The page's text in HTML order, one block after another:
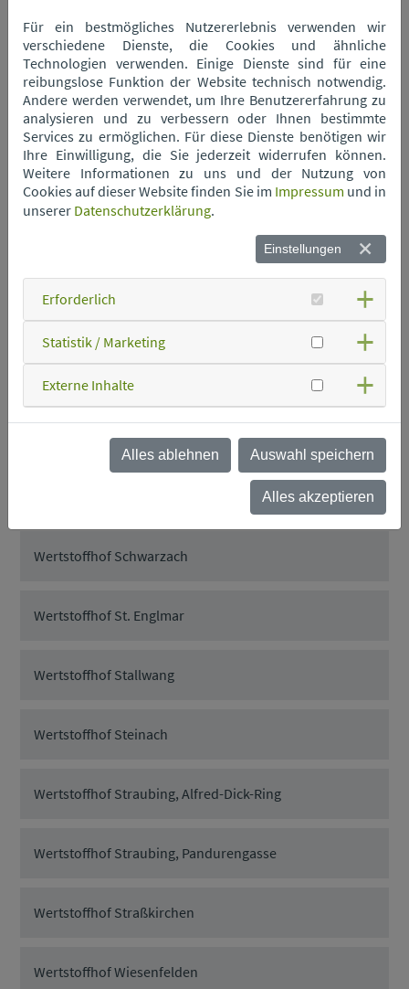
Wertstoffhof Neukirchen
Wertstoffhof Niederwinkling
Wertstoffhof Oberschneiding
Wertstoffhof Parkstetten
Wertstoffhof Rain
Wertstoffhof Rattenberg
Wertstoffhof Rattiszell
Wertstoffhof Schwarzach
Wertstoffhof St. Englmar
Wertstoffhof Stallwang
Wertstoffhof Steinach
Wertstoffhof Straubing, Alfred-Dick-Ring
Wertstoffhof Straubing, Pandurengasse
Wertstoffhof Straßkirchen
Wertstoffhof Wiesenfelden
Für ein bestmögliches Nutzererlebnis verwenden wir
verschiedene Dienste, die Cookies und ähnliche
Technologien verwenden. Einige Dienste sind für eine
reibungslose Funktion der Website technisch notwendig.
Andere werden verwendet, um Ihre Benutzererfahrung zu
analysieren und zu verbessern oder Ihnen bestimmte
Services zu ermöglichen. Für diese Dienste benötigen wir
Ihre Einwilligung, die Sie jederzeit widerrufen können.
Weitere Informationen zu uns und der Nutzung von
Cookies auf dieser Website finden Sie im Impressum und in
unserer Datenschutzerklärung.
Einstellungen
Erforderlich
Statistik / Marketing
Externe Inhalte
Alles ablehnen Auswahl speichern
Alles akzeptieren